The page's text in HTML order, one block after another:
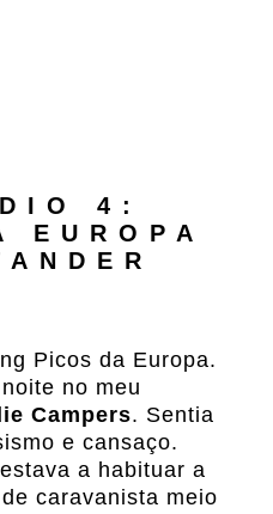
4:
EUROPA
Picos da Europa.
no meu
Campers. Sentia
e cansaço.
a habituar a
caravanista meio